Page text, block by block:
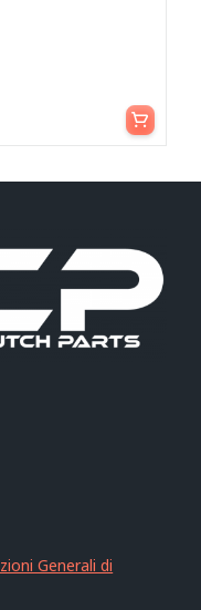
Leggi tutto
Generali di